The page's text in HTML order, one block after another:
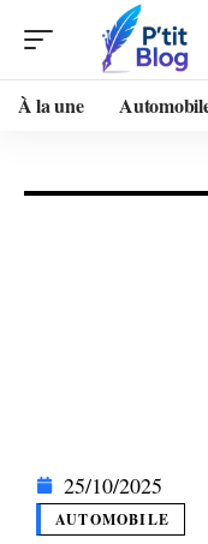
À la une
25/10/2025
AUTOMOBILE